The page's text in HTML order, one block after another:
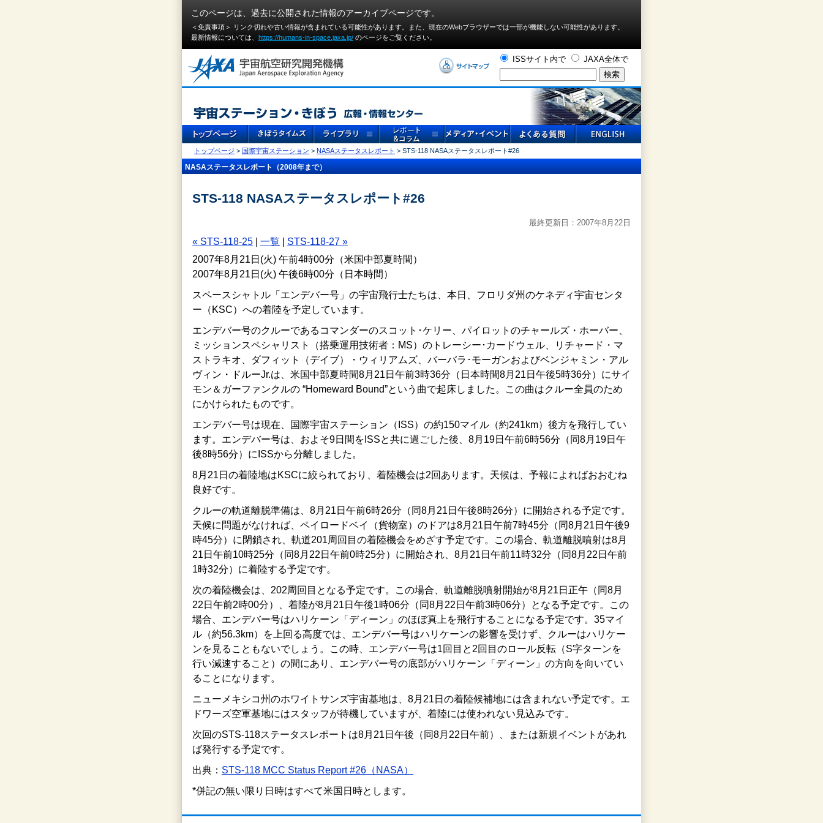
このページは、過去に公開された情報のアーカイブページです。
＜免責事項＞ リンク切れや古い情報が含まれている可能性があります。また、現在のWebブラウザーでは⼀部が機能しない可能性があります。
最新情報については、 https://humans-in-space.jaxa.jp/ のページをご覧ください。
ISSサイト内で JAXA全体で
トップページ > 国際宇宙ステーション > NASAステータスレポート > STS-118 NASAステータスレポート#26
NASAステータスレポート（2008年まで）
STS-118 NASAステータスレポート#26
最終更新日：2007年8月22日
« STS-118-25 一覧
STS-118-27 »
2007年8月21日(火) 午前4時00分（米国中部夏時間）
2007年8月21日(火) 午後6時00分（日本時間）
スペースシャトル「エンデバー号」の宇宙飛行士たちは、本日、フロリダ州のケネディ宇宙センタ
ー（KSC）への着陸を予定しています。
エンデバー号のクルーであるコマンダーのスコット･ケリー、パイロットのチャールズ・ホーバー、
ミッションスペシャリスト（搭乗運用技術者：MS）のトレーシー･カードウェル、リチャード・マ
ストラキオ、ダフィット（デイブ）・ウィリアムズ、バーバラ･モーガンおよびベンジャミン・アル
ヴィン・ドルーJr.は、米国中部夏時間8月21日午前3時36分（日本時間8月21日午後5時36分）にサイ
モン＆ガーファンクルの “Homeward Bound”という曲で起床しました。この曲はクルー全員のため
にかけられたものです。
エンデバー号は現在、国際宇宙ステーション（ISS）の約150マイル（約241km）後方を飛行してい
ます。エンデバー号は、およそ9日間をISSと共に過ごした後、8月19日午前6時56分（同8月19日午
後8時56分）にISSから分離しました。
8月21日の着陸地はKSCに絞られており、着陸機会は2回あります。天候は、予報によればおおむね
良好です。
クルーの軌道離脱準備は、8月21日午前6時26分（同8月21日午後8時26分）に開始される予定です。
天候に問題がなければ、ペイロードベイ（貨物室）のドアは8月21日午前7時45分（同8月21日午後9
時45分）に閉鎖され、軌道201周回目の着陸機会をめざす予定です。この場合、軌道離脱噴射は8月
21日午前10時25分（同8月22日午前0時25分）に開始され、8月21日午前11時32分（同8月22日午前
1時32分）に着陸する予定です。
次の着陸機会は、202周回目となる予定です。この場合、軌道離脱噴射開始が8月21日正午（同8月
22日午前2時00分）、着陸が8月21日午後1時06分（同8月22日午前3時06分）となる予定です。この
場合、エンデバー号はハリケーン「ディーン」のほぼ真上を飛行することになる予定です。35マイ
ル（約56.3km）を上回る高度では、エンデバー号はハリケーンの影響を受けず、クルーはハリケー
ンを見ることもないでしょう。この時、エンデバー号は1回目と2回目のロール反転（S字ターンを
行い減速すること）の間にあり、エンデバー号の底部がハリケーン「ディーン」の方向を向いてい
ることになります。
ニューメキシコ州のホワイトサンズ宇宙基地は、8月21日の着陸候補地には含まれない予定です。エ
ドワーズ空軍基地にはスタッフが待機していますが、着陸には使われない見込みです。
次回のSTS-118ステータスレポートは8月21日午後（同8月22日午前）、または新規イベントがあれ
ば発行する予定です。
出典： STS-118 MCC Status Report #26（NASA）
*併記の無い限り日時はすべて米国日時とします。